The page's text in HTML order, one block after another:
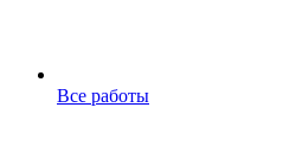
Все работы